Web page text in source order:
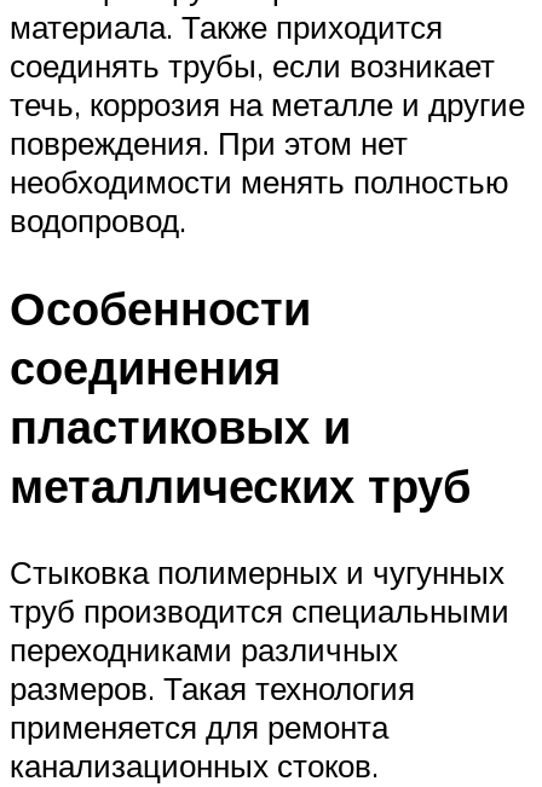
материала. Также приходится
соединять трубы, если возникает
течь, коррозия на металле и другие
повреждения. При этом нет
необходимости менять полностью
водопровод.
Особенности
соединения
пластиковых и
металлических труб
Стыковка полимерных и чугунных
труб производится специальными
переходниками различных
размеров. Такая технология
применяется для ремонта
канализационных стоков.